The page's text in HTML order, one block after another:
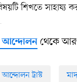
শিখতে সাহায্য
আন্দোলন থেকে
ট্রাস্ট